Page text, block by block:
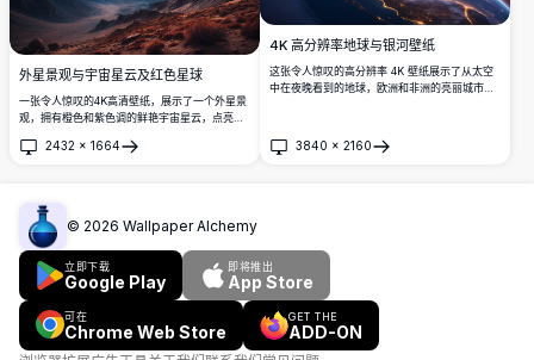
外星景观与宇宙星云及红色星球
一张令人惊叹的4K高清壁纸，展示了一个外星景
观，拥有橙色和紫色调的鲜艳宇宙星云，点亮了
光芒，为崎岖的山地地形投下超凡脱俗的色调。
2432 × 1664
打开
4K 高分辨率地球与银河壁纸
这张令人惊叹的高分辨率 4K 壁纸展示了从太空
中在夜晚看到的地球，欧洲和非洲的亮丽城市，
3840 × 2160
打开
© 2026 Wallpaper Alchemy
立即下载
Google Play
即将推出
App Store
可在
Chrome Web Store
GET THE
ADD-ON